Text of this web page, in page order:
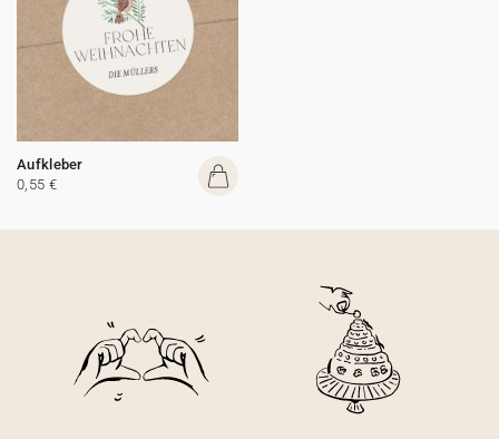
Aufkleber
0,55 €